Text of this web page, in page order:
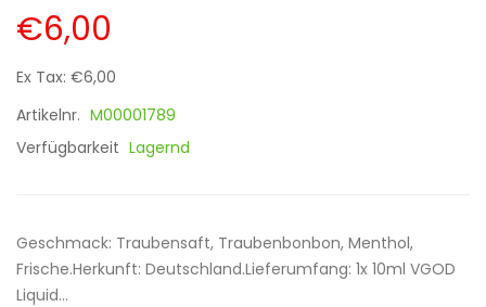
€6,00
Ex Tax: €6,00
Artikelnr. M00001789
Verfügbarkeit Lagernd
Geschmack: Traubensaft, Traubenbonbon, Menthol,
Frische.Herkunft: Deutschland.Lieferumfang: 1x 10ml VGOD
Liquid...